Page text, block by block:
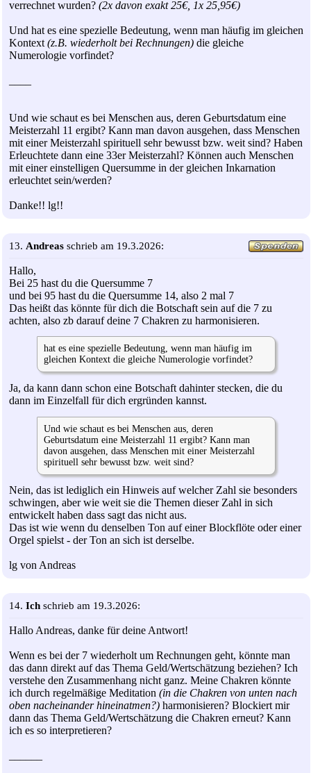
verrechnet wurden? (2x davon exakt 25€, 1x 25,95€)
Und hat es eine spezielle Bedeutung, wenn man häufig im gleichen
Kontext (z.B. wiederholt bei Rechnungen) die gleiche
Numerologie vorfindet?
Und wie schaut es bei Menschen aus, deren Geburtsdatum eine
Meisterzahl 11 ergibt? Kann man davon ausgehen, dass Menschen
mit einer Meisterzahl spirituell sehr bewusst bzw. weit sind? Haben
Erleuchtete dann eine 33er Meisterzahl? Können auch Menschen
mit einer einstelligen Quersumme in der gleichen Inkarnation
erleuchtet sein/werden?
Danke!! lg!!
13. Andreas schrieb am 19.3.2026:
Hallo,
Bei 25 hast du die Quersumme 7
und bei 95 hast du die Quersumme 14, also 2 mal 7
Das heißt das könnte für dich die Botschaft sein auf die 7 zu
achten, also zb darauf deine 7 Chakren zu harmonisieren.
hat es eine spezielle Bedeutung, wenn man häufig im
gleichen Kontext die gleiche Numerologie vorfindet?
Ja, da kann dann schon eine Botschaft dahinter stecken, die du
dann im Einzelfall für dich ergründen kannst.
Und wie schaut es bei Menschen aus, deren
Geburtsdatum eine Meisterzahl 11 ergibt? Kann man
davon ausgehen, dass Menschen mit einer Meisterzahl
spirituell sehr bewusst bzw. weit sind?
Nein, das ist lediglich ein Hinweis auf welcher Zahl sie besonders
schwingen, aber wie weit sie die Themen dieser Zahl in sich
entwickelt haben dass sagt das nicht aus.
Das ist wie wenn du denselben Ton auf einer Blockflöte oder einer
Orgel spielst - der Ton an sich ist derselbe.
lg von Andreas
14. Ich schrieb am 19.3.2026:
Hallo Andreas, danke für deine Antwort!
Wenn es bei der 7 wiederholt um Rechnungen geht, könnte man
das dann direkt auf das Thema Geld/Wertschätzung beziehen? Ich
verstehe den Zusammenhang nicht ganz. Meine Chakren könnte
ich durch regelmäßige Meditation (in die Chakren von unten nach
oben nacheinander hineinatmen?) harmonisieren? Blockiert mir
dann das Thema Geld/Wertschätzung die Chakren erneut? Kann
ich es so interpretieren?